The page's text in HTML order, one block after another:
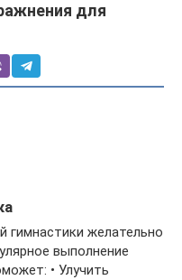
для
гимнастики желательно
выполнение
• Улучить